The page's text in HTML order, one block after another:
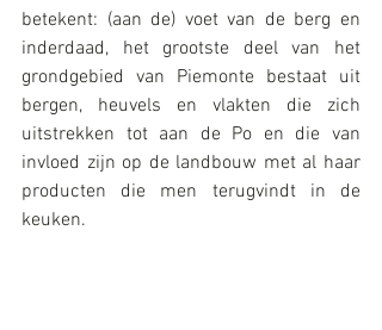
betekent: (aan de) voet van de berg en
inderdaad, het grootste deel van het
grondgebied van Piemonte bestaat uit
bergen, heuvels en vlakten die zich
uitstrekken tot aan de Po en die van
invloed zijn op de landbouw met al haar
producten die men terugvindt in de
keuken.